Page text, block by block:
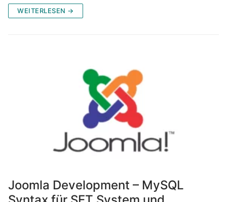
WEITERLESEN →
Joomla Development – MySQL